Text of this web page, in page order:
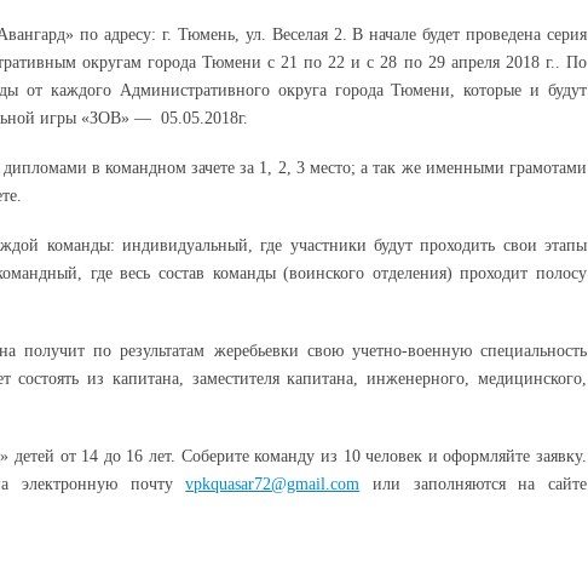
по адресу: г. Тюмень, ул. Веселая 2. В начале будет проведена серия
округам города Тюмени с 21 по 22 и с 28 по 29 апреля 2018 г.. По
от каждого Административного округа города Тюмени, которые и будут
игры «ЗОВ» — 05.05.2018г.
в командном зачете за 1, 2, 3 место; а так же именными грамотами
команды: индивидуальный, где участники будут проходить свои этапы
где весь состав команды (воинского отделения) проходит полосу
по результатам жеребьевки свою учетно-военную специальность
из капитана, заместителя капитана, инженерного, медицинского,
от 14 до 16 лет. Соберите команду из 10 человек и оформляйте заявку.
электронную почтуvpkquasar72@gmail.com или заполняются на сайте